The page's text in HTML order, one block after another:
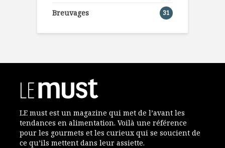
Breuvages 31
LE must est un magazine qui met de l’avant les
tendances en alimentation. Voilà une référence
pour les gourmets et les curieux qui se soucient de
ce qu’ils mettent dans leur assiette.